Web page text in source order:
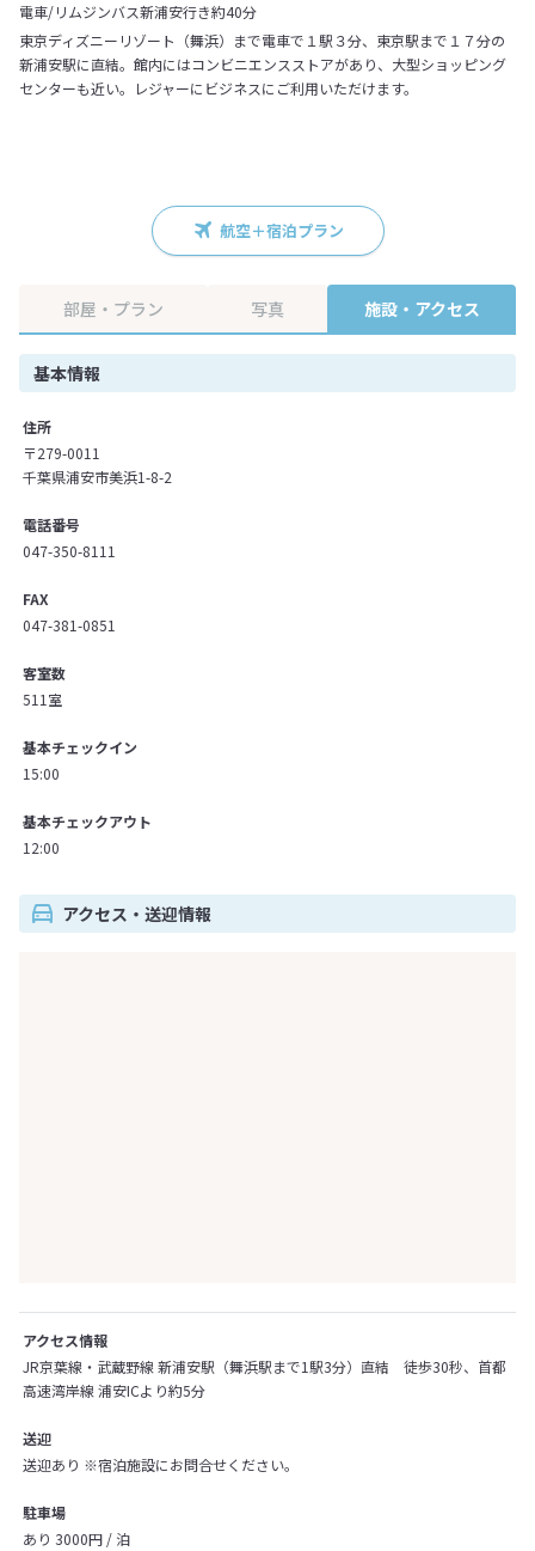
電車/リムジンバス新浦安行き約40分
東京ディズニーリゾート（舞浜）まで電車で１駅３分、東京駅まで１７分の
新浦安駅に直結。館内にはコンビニエンスストアがあり、大型ショッピング
センターも近い。レジャーにビジネスにご利用いただけます。
航空＋宿泊プラン
部屋・プラン 写真 施設・アクセス
基本情報
住所
〒279-0011
千葉県浦安市美浜1-8-2
電話番号
047-350-8111
FAX
047-381-0851
客室数
511室
基本チェックイン
15:00
基本チェックアウト
12:00
アクセス・送迎情報
アクセス情報
JR京葉線・武蔵野線 新浦安駅（舞浜駅まで1駅3分）直結 徒歩30秒、首都
高速湾岸線 浦安ICより約5分
送迎
送迎あり ※宿泊施設にお問合せください。
駐車場
あり 3000円 / 泊